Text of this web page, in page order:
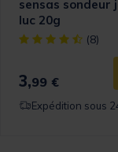
panier
sensas sondeur
luc 20g
[object Object] out
(8)
3,99 €
Expédition sous